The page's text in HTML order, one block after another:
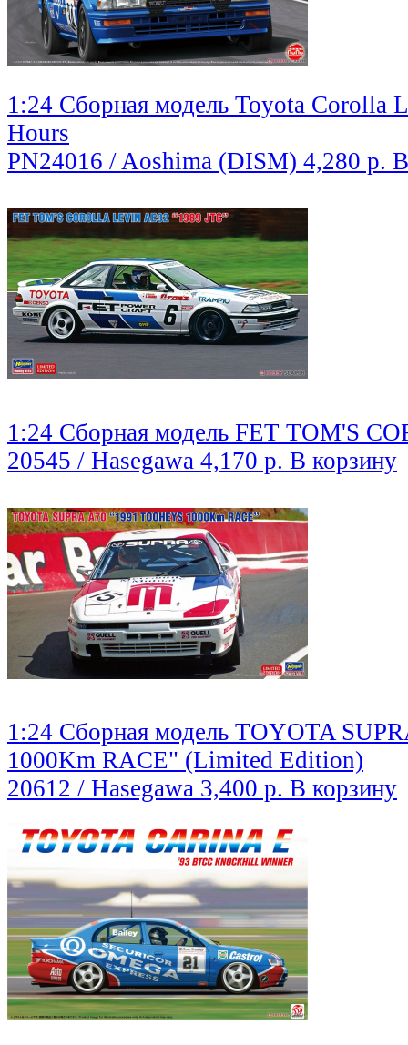
1:24 Сборная модель Toyota Corolla
Hours
PN24016 / Aoshima (DISM) 4,280 р.
1:24 Сборная модель FET TOM'S
20545 / Hasegawa 4,170 р. В корзину
1:24 Сборная модель TOYOTA
1000Km RACE" (Limited Edition)
20612 / Hasegawa 3,400 р. В корзину